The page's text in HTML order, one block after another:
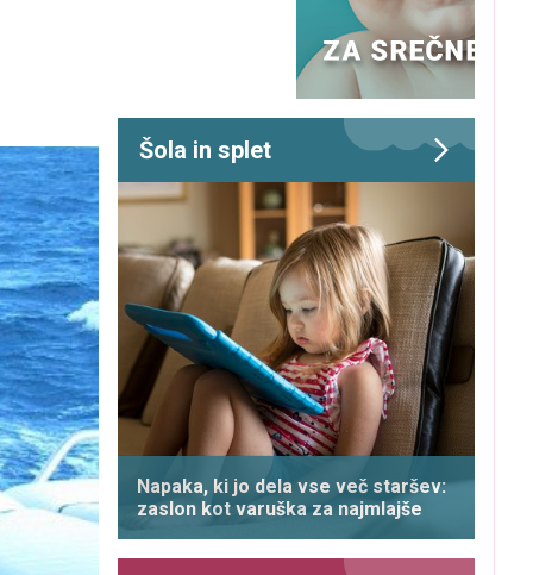
Šola in splet
Napaka, ki jo dela vse več staršev:
zaslon kot varuška za najmlajše